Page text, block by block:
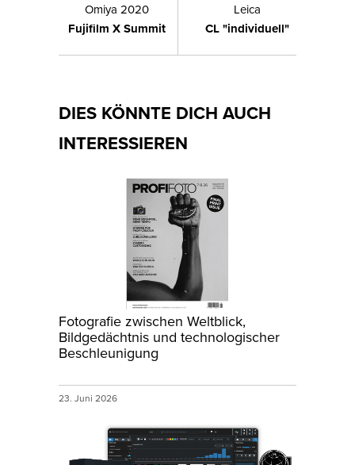
Omiya 2020
Fujifilm X Summit
Leica
CL "individuell"
DIES KÖNNTE DICH AUCH
INTERESSIEREN
Fotografie zwischen Weltblick,
Bildgedächtnis und technologischer
Beschleunigung
23. Juni 2026